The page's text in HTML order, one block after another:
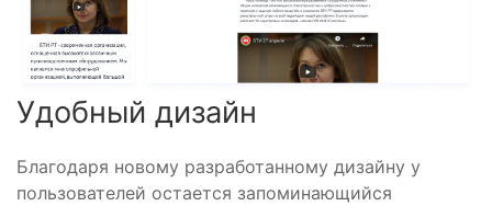
Удобный дизайн
Благодаря новому разработанному дизайну у
пользователей остается запоминающийся